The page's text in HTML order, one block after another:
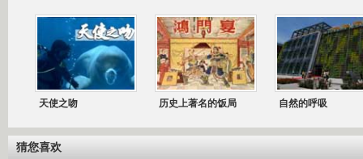
天使之吻 历史上著名的饭局 自然的呼吸
猜您喜欢